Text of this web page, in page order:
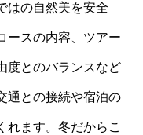
はの自然美を安全
ースの内容、ツアー
度とのバランスなど
通との接続や宿泊の
れます。冬だからこ